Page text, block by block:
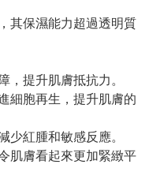
其保濕能力超過透明質
，提升肌膚抵抗力。
細胞再生，提升肌膚的
少紅腫和敏感反應。
肌膚看起來更加緊緻平